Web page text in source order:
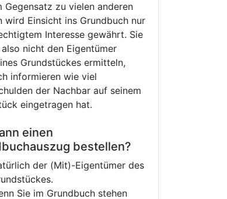
Gegensatz zu vielen anderen
wird Einsicht ins Grundbuch nur
Interesse gewährt. Sie
nicht den Eigentümer
Grundstückes ermitteln,
informieren wie viel
der Nachbar auf seinem
eingetragen hat.
einen
bestellen?
der (Mit)-Eigentümer des
Sie im Grundbuch stehen